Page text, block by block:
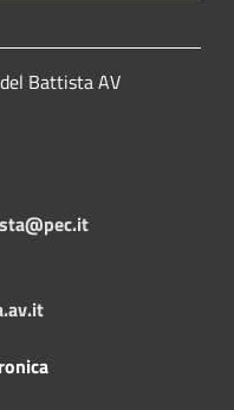
Battista AV